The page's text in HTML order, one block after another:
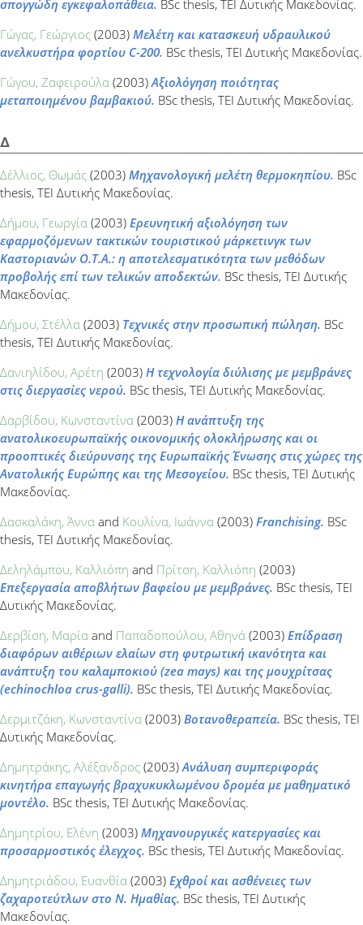
σπογγώδη εγκεφαλοπάθεια. BSc thesis, ΤΕΙ Δυτικής Μακεδονίας.
Γώγας, Γεώργιος (2003) Μελέτη και κατασκευή υδραυλικού
ανελκυστήρα φορτίου C-200. BSc thesis, ΤΕΙ Δυτικής Μακεδονίας.
Γώγου, Ζαφειρούλα (2003)Αξιολόγηση ποιότητας
μεταποιημένου βαμβακιού. BSc thesis, ΤΕΙ Δυτικής Μακεδονίας.
Δ
Δέλλιος, Θωμάς (2003) Μηχανολογική μελέτη θερμοκηπίου. BSc
thesis, ΤΕΙ Δυτικής Μακεδονίας.
Δήμου, Γεωργία (2003) Ερευνητική αξιολόγηση των
εφαρμοζόμενων τακτικών τουριστικού μάρκετινγκ των
Καστοριανών Ο.Τ.Α.: η αποτελεσματικότητα των μεθόδων
προβολής επί των τελικών αποδεκτών. BSc thesis, ΤΕΙ Δυτικής
Μακεδονίας.
Δήμου, Στέλλα (2003) Τεχνικές στην προσωπική πώληση. BSc
thesis, ΤΕΙ Δυτικής Μακεδονίας.
Δανιηλίδου, Αρέτη (2003) Η τεχνολογία διύλισης με μεμβράνες
στις διεργασίες νερού. BSc thesis, ΤΕΙ Δυτικής Μακεδονίας.
Δαρβίδου, Κωνσταντίνα (2003) Η ανάπτυξη της
ανατολικοευρωπαϊκής οικονομικής ολοκλήρωσης και οι
προοπτικές διεύρυνσης της Ευρωπαϊκής Ένωσης στις χώρες της
Ανατολικής Ευρώπης και της Μεσογείου. BSc thesis, ΤΕΙ Δυτικής
Μακεδονίας.
Δασκαλάκη, Άννα and Κουλίνα, Ιωάννα (2003) Franchising. BSc
thesis, ΤΕΙ Δυτικής Μακεδονίας.
Δεληλάμπου, Καλλιόπη and Πρίτση, Καλλιόπη (2003)
Επεξεργασία αποβλήτων βαφείου με μεμβράνες. BSc thesis, ΤΕΙ
Δυτικής Μακεδονίας.
Δερβίση, Μαρία and Παπαδοπούλου, Αθηνά (2003) Επίδραση
διαφόρων αιθέριων ελαίων στη φυτρωτική ικανότητα και
ανάπτυξη του καλαμποκιού (zea mays) και της μουχρίτσας
(echinochloa crus-galli). BSc thesis, ΤΕΙ Δυτικής Μακεδονίας.
Δερμιτζάκη, Κωνσταντίνα (2003) Βοτανοθεραπεία. BSc thesis, ΤΕΙ
Δυτικής Μακεδονίας.
Δημητράκης, Αλέξανδρος (2003)Ανάλυση συμπεριφοράς
κινητήρα επαγωγής βραχυκυκλωμένου δρομέα με μαθηματικό
μοντέλο. BSc thesis, ΤΕΙ Δυτικής Μακεδονίας.
Δημητρίου, Ελένη (2003) Μηχανουργικές κατεργασίες και
προσαρμοστικός έλεγχος. BSc thesis, ΤΕΙ Δυτικής Μακεδονίας.
Δημητριάδου, Ευανθία (2003) Εχθροί και ασθένειες των
ζαχαροτεύτλων στο Ν. Ημαθίας. BSc thesis, ΤΕΙ Δυτικής
Μακεδονίας.